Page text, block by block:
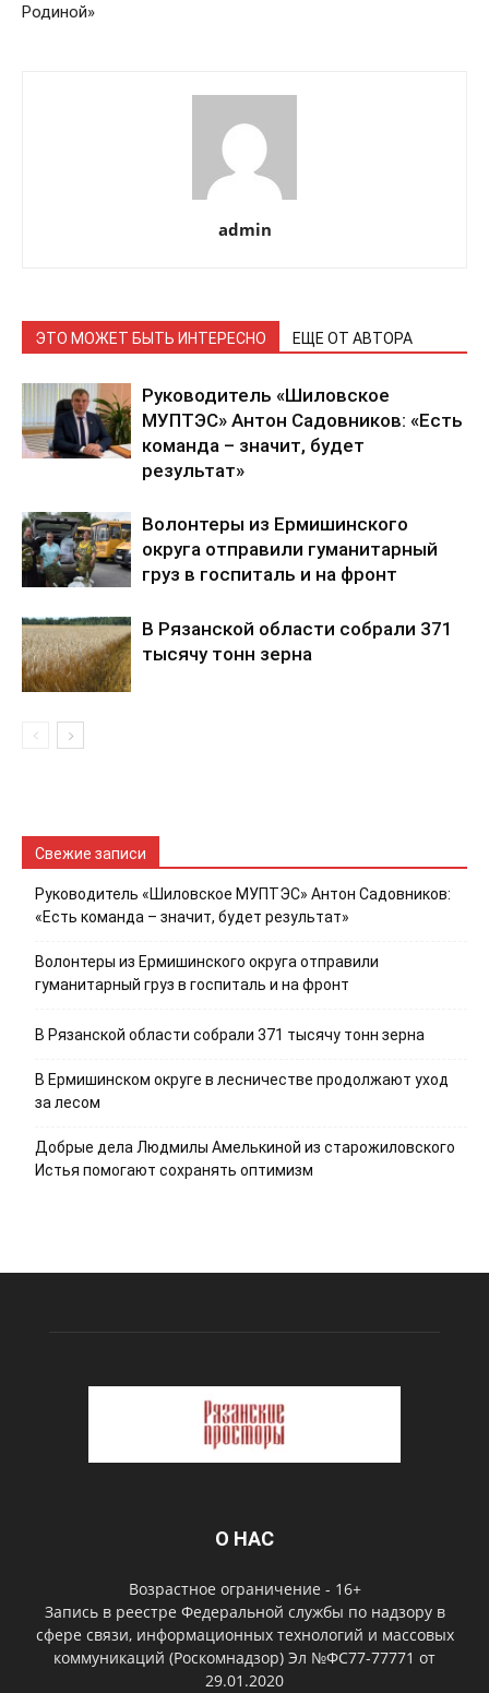
Родиной»
admin
ЭТО МОЖЕТ БЫТЬ ИНТЕРЕСНО ЕЩЕ ОТ АВТОРА
Руководитель «Шиловское
МУПТЭС» Антон Садовников: «Есть
команда – значит, будет
результат»
Волонтеры из Ермишинского
округа отправили гуманитарный
груз в госпиталь и на фронт
В Рязанской области собрали 371
тысячу тонн зерна
Свежие записи
Руководитель «Шиловское МУПТЭС» Антон Садовников:
«Есть команда – значит, будет результат»
Волонтеры из Ермишинского округа отправили
гуманитарный груз в госпиталь и на фронт
В Рязанской области собрали 371 тысячу тонн зерна
В Ермишинском округе в лесничестве продолжают уход
за лесом
Добрые дела Людмилы Амелькиной из старожиловского
Истья помогают сохранять оптимизм
О НАС
Возрастное ограничение - 16+
Запись в реестре Федеральной службы по надзору в
сфере связи, информационных технологий и массовых
коммуникаций (Роскомнадзор) Эл №ФС77-77771 от
29.01.2020